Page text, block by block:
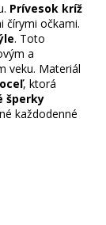
Prívesok kríž
čírymi očkami.
. Toto
a
veku. Materiál
, ktorá
šperky
každodenné